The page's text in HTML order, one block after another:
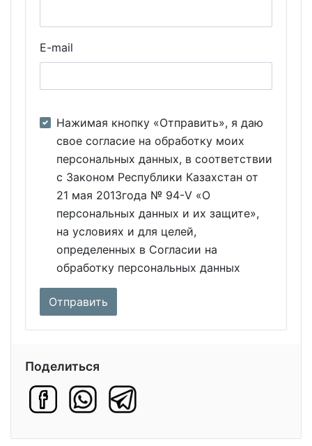
E-mail
Нажимая кнопку «Отправить», я даю
свое согласие на обработку моих
персональных данных, в соответствии
с Законом Республики Казахстан от
21 мая 2013года № 94-V «О
персональных данных и их защите»,
на условиях и для целей,
определенных в Согласии на
обработку персональных данных
Поделиться